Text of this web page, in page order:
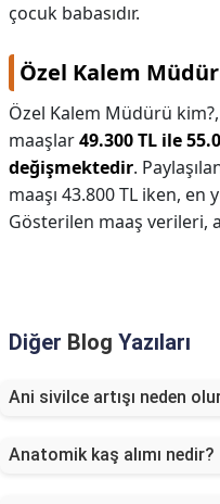
çocuk babasıdır.
Özel Kalem
Özel Kalem Müdürü kim?,
maaşlar49.300 TL ile
değişmektedir.
maaşı 43.800 TL iken, en
Gösterilen maaş verileri,
Diğer Blog Yazıları
Ani sivilce artışı neden
Anatomik kaş alımı nedir?